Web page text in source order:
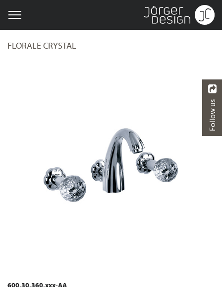
FLORALE CRYSTAL
600.30.360.xxx-AA
Follow us